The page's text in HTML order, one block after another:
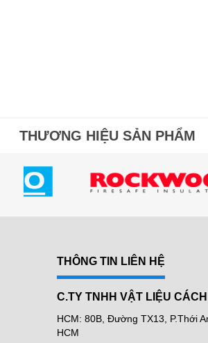
THƯƠNG HIỆU SẢN PHẨM
THÔNG TIN LIÊN HỆ
C.TY TNHH VẬT LIỆU
HCM: 80B, Đường TX13, P.Thới
HCM